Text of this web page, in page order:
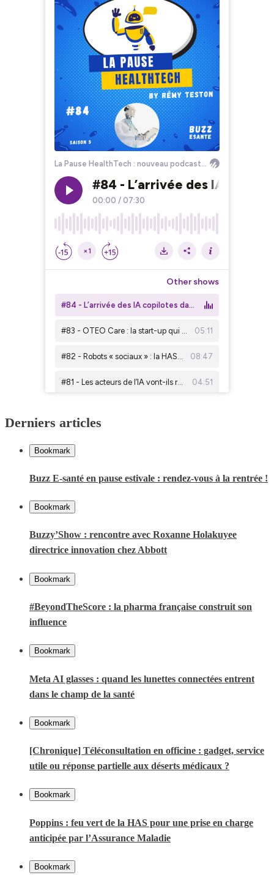
Derniers articles
Bookmark
Buzz E-santé en pause estivale : rendez-vous à la rentrée !
Bookmark
Buzzy’Show : rencontre avec Roxanne Holakuyee
directrice innovation chez Abbott
Bookmark
#BeyondTheScore : la pharma française construit son
influence
Bookmark
Meta AI glasses : quand les lunettes connectées entrent
dans le champ de la santé
Bookmark
[Chronique] Téléconsultation en officine : gadget, service
utile ou réponse partielle aux déserts médicaux ?
Bookmark
Poppins : feu vert de la HAS pour une prise en charge
anticipée par l’Assurance Maladie
Bookmark